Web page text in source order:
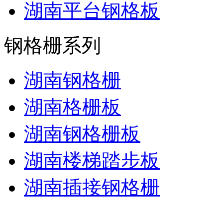
湖南平台钢格板
钢格栅系列
湖南钢格栅
湖南格栅板
湖南钢格栅板
湖南楼梯踏步板
湖南插接钢格栅